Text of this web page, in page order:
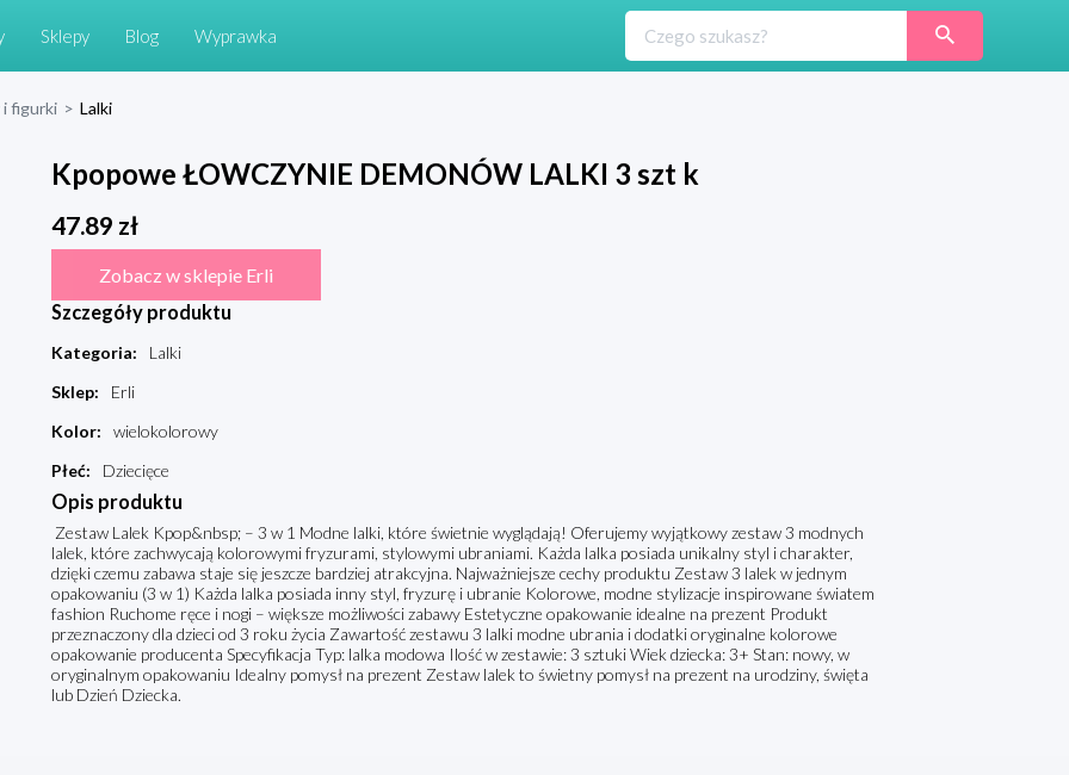
Sklepy Blog Wyprawka
i figurki > Lalki
Kpopowe ŁOWCZYNIE DEMONÓW LALKI 3 szt k
47.89 zł
Zobacz w sklepie Erli
Szczegóły produktu
Kategoria:
Lalki
Sklep:
Erli
Kolor:
wielokolorowy
Płeć: Dziecięce
Opis produktu
Zestaw Lalek Kpop&nbsp; – 3 w 1 Modne lalki, które świetnie wyglądają! Oferujemy wyjątkowy zestaw 3 modnych
lalek, które zachwycają kolorowymi fryzurami, stylowymi ubraniami. Każda lalka posiada unikalny styl i charakter,
dzięki czemu zabawa staje się jeszcze bardziej atrakcyjna. Najważniejsze cechy produktu Zestaw 3 lalek w jednym
opakowaniu (3 w 1) Każda lalka posiada inny styl, fryzurę i ubranie Kolorowe, modne stylizacje inspirowane światem
fashion Ruchome ręce i nogi – większe możliwości zabawy Estetyczne opakowanie idealne na prezent Produkt
przeznaczony dla dzieci od 3 roku życia Zawartość zestawu 3 lalki modne ubrania i dodatki oryginalne kolorowe
opakowanie producenta Specyfikacja Typ: lalka modowa Ilość w zestawie: 3 sztuki Wiek dziecka: 3+ Stan: nowy, w
oryginalnym opakowaniu Idealny pomysł na prezent Zestaw lalek to świetny pomysł na prezent na urodziny, święta
lub Dzień Dziecka.